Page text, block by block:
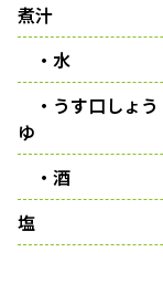
煮汁
・水
・うす口しょう
ゆ
・酒
塩